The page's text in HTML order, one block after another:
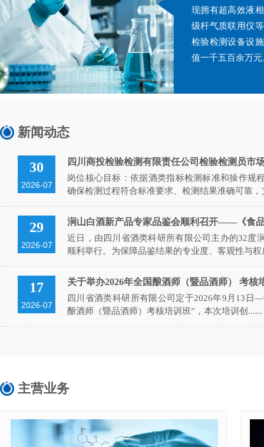
现拥有超高效液
级杆气质联用仪等
检验检测设备设
值一千五百余万元
新闻动态
30
2026-07
四川商投检验检测有限责任公司检验检测员市
岗位核心目标：依据酒类指标检测标准和操作规
确保检测过程符合标准要求、检测结果准确可靠
29
2026-07
涧山白酒新产品专家品鉴会顺利召开——《食
近日，由四川省酒类科研所有限公司主办的32度
顺利举行。为保障品鉴结果的专业度、客观性与
17
2026-07
关于举办2026年全国酿酒师（暨品酒师） 考核
四川省酒类科研所有限公司定于2026年9月13日
酿酒师（暨品酒师）考核培训班”，本次培训创......
主营业务